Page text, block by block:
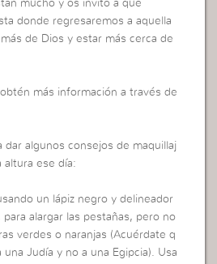
mucho y os invito a que
donde regresaremos a aquella
de Dios y estar más cerca de
más información a través de
dar algunos consejos de maquillaj
altura ese día:
un lápiz negro y delineador
alargar las pestañas, pero no
verdes o naranjas (Acuérdate q
Judía y no a una Egipcia). Usa